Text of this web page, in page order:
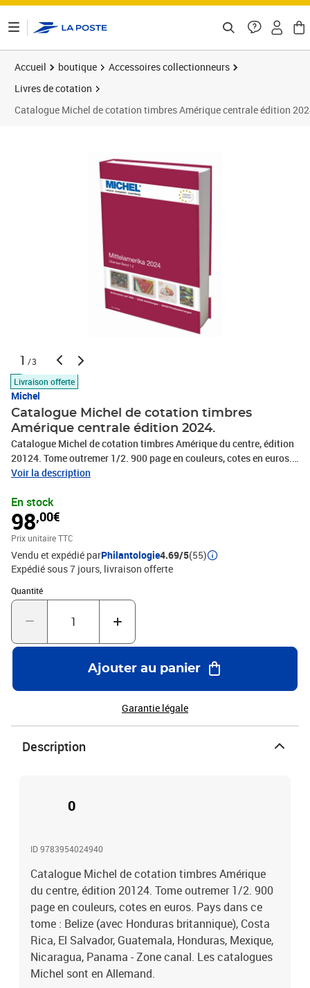
Accueil boutique
Accessoires collectionneurs
Livres de cotation
Catalogue Michel de cotation timbres Amérique centrale édition
1 /3
Livraison offerte
Michel
Catalogue Michel de cotation timbres
Amérique centrale édition 2024.
Catalogue Michel de cotation timbres Amérique du centre, édition
20124. Tome outremer 1/2. 900 page en couleurs, cotes en euros.
Pays dans ce tome : Belize (avec Honduras britannique), Costa
Panama - Zone canal. Les catalogues Michel sont en Allemand.
Voir la description
En stock
98,00€
Prix unitaire TTC
Vendu et expédié parPhilantologie4.69/5(55)
Expédié sous 7 jours livraison offerte
Quantité
Quantité : 1
Ajouter au panier
Garantie légale
Description
0
ID 9783954024940
Catalogue Michel de cotation timbres Amérique
du centre, édition 20124. Tome outremer 1/2. 900
page en couleurs, cotes en euros. Pays dans ce
tome : Belize (avec Honduras britannique), Costa
Rica, El Salvador, Guatemala, Honduras, Mexique,
Nicaragua, Panama - Zone canal. Les catalogues
Michel sont en Allemand.